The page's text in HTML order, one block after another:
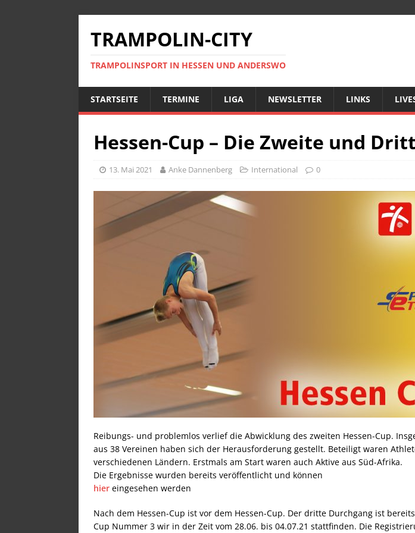
TRAMPOLIN-CITY
TRAMPOLINSPORT IN HESSEN UND ANDERSWO
STARTSEITE TERMINE LIGA NEWSLETTER LINKS
Hessen-Cup – Die Zweite und
13. Mai 2021 Anke Dannenberg International 0
Reibungs- und problemlos verlief die Abwicklung des zweiten Hessen-Cup.
aus 38 Vereinen haben sich der Herausforderung gestellt. Beteiligt waren
verschiedenen Ländern. Erstmals am Start waren auch Aktive aus Süd-Afrika.
Die Ergebnisse wurden bereits veröffentlicht und können
hier eingesehen werden
Nach dem Hessen-Cup ist vor dem Hessen-Cup. Der dritte Durchgang ist
Cup Nummer 3 wir in der Zeit vom 28.06. bis 04.07.21 stattfinden. Die